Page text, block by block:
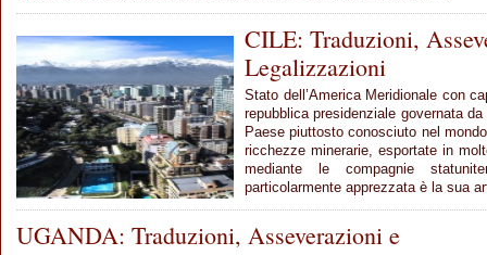
CILE: Traduzioni,
Legalizzazioni
Stato dell’America Meridionale con
repubblica presidenziale governata
Paese piuttosto conosciuto nel
ricchezze minerarie, esportate in
mediante le compagnie
particolarmente apprezzata è la sua
UGANDA: Traduzioni, Asseverazioni e